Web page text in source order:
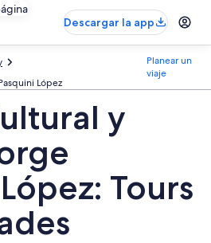
Descargar la app
López
Planear un
viaje
y
Tours